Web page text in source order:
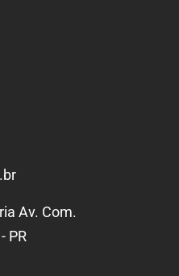
Av. Com.
PR